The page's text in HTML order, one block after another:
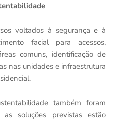
voltados à segurança e à
facial para acessos,
comuns, identificação de
nas unidades e infraestrutura
também foram
soluções previstas estão